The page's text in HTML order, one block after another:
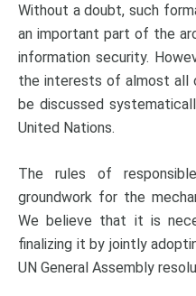
Without a doubt, such
an important part of the
information security.
the interests of almost all
be discussed
United Nations.
The rules of
groundwork for the
We believe that it is
finalizing it by jointly
UN General Assembly